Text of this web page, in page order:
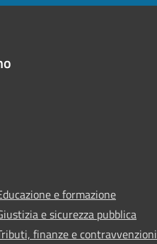
e formazione
e sicurezza pubblica
finanze e contravvenzioni